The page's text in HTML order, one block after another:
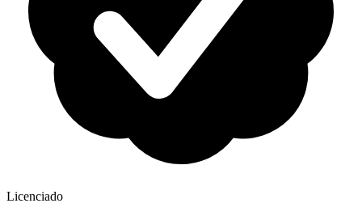
Licenciado